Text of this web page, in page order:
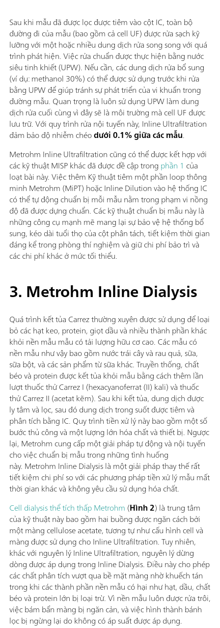
Sau khi mẫu đã được lọc được tiêm vào cột IC, toàn bộ
đường đi của mẫu (bao gồm cả cell UF) được rửa sạch kỹ
lưỡng với một hoặc nhiều dung dịch rửa song song với quá
trình phát hiện. Việc rửa chuẩn được thực hiện bằng nước
siêu tinh khiết (UPW). Nếu cần, các dung dịch rửa bổ sung
(ví dụ: methanol 30%) có thể được sử dụng trước khi rửa
bằng UPW để giúp tránh sự phát triển của vi khuẩn trong
đường mẫu. Quan trọng là luôn sử dụng UPW làm dung
dịch rửa cuối cùng vì đây sẽ là môi trường mà cell UF được
lưu trữ. Với quy trình rửa nội tuyến này, Inline Ultrafiltration
đảm bảo độ nhiễm chéodưới 0.1% giữa các mẫu.
Metrohm Inline Ultrafiltration cũng có thể được kết hợp với
các kỹ thuật MISP khác đã được đề cập trong phần 1 của
loạt bài này. Việc thêm Kỹ thuật tiêm một phần loop thông
minh Metrohm (MiPT) hoặc Inline Dilution vào hệ thống IC
có thể tự động chuẩn bị mỗi mẫu nằm trong phạm vi nồng
độ đã được dựng chuẩn. Các kỹ thuật chuẩn bị mẫu này là
những công cụ mạnh mẽ mang lại sự bảo vệ hệ thống bổ
sung, kéo dài tuổi thọ của cột phân tách, tiết kiệm thời gian
đáng kể trong phòng thí nghiệm và giữ chi phí bảo trì và
các chi phí khác ở mức tối thiểu.
3. Metrohm Inline Dialysis
Quá trình kết tủa Carrez thường xuyên được sử dụng để loại
bỏ các hạt keo, protein, giọt dầu và nhiều thành phần khác
khỏi nền mẫu mẫu có tải lượng hữu cơ cao. Các mẫu có
nền mẫu như vậy bao gồm nước trái cây và rau quả, sữa,
sữa bột, và các sản phẩm từ sữa khác. Truyền thống, chất
béo và protein được kết tủa khỏi mẫu bằng cách thêm lần
lượt thuốc thử Carrez I (hexacyanoferrat (II) kali) và thuốc
thử Carrez II (acetat kẽm). Sau khi kết tủa, dung dịch được
ly tâm và lọc, sau đó dung dịch trong suốt được tiêm và
phân tích bằng IC. Quy trình tiền xử lý này bao gồm một số
bước thủ công và một lượng lớn hóa chất và thiết bị. Ngược
lại, Metrohm cung cấp một giải pháp tự động và nội tuyến
cho việc chuẩn bị mẫu trong những tình huống
này. Metrohm Inline Dialysis là một giải pháp thay thế rất
tiết kiệm chi phí so với các phương pháp tiền xử lý mẫu mất
thời gian khác và không yêu cầu sử dụng hóa chất.
Cell dialysis thể tích thấp Metrohm (Hình 2) là trung tâm
của kỹ thuật này bao gồm hai buồng được ngăn cách bởi
một màng cellulose acetate, tương tự như cấu hình cell và
màng được sử dụng cho Inline Ultrafiltration. Tuy nhiên,
khác với nguyên lý Inline Ultrafiltration, nguyên lý dừng
dòng được áp dụng trong Inline Dialysis. Điều này cho phép
các chất phân tích vượt qua bề mặt màng nhờ khuếch tán
trong khi các thành phần nền mẫu có hại như hạt, dầu, chất
béo và protein lớn bị loại trừ. Vì nền mẫu luôn được rửa trôi,
việc bám bẩn màng bị ngăn cản, và việc hình thành bánh
lọc bị ngừng lại do không có áp suất được áp dụng.